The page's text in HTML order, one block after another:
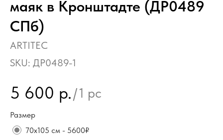
маяк в Кронштадте (ДР0489
СПб)
ARTITEC
SKU: ДР0489-1
5 600 р./1 pc
Размер
70х105 см - 5600₽